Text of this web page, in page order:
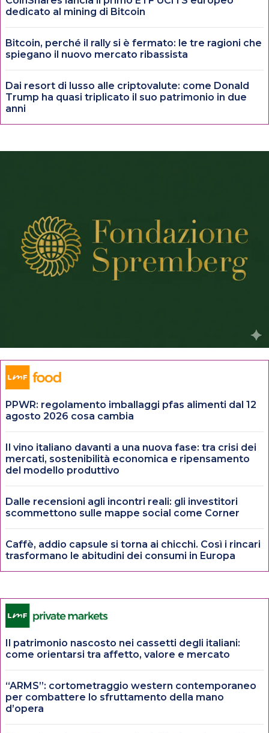
dedicato al mining di Bitcoin
Bitcoin, perché il rally si è fermato: le tre ragioni che
spiegano il nuovo mercato ribassista
Dai resort di lusso alle criptovalute: come Donald
Trump ha quasi triplicato il suo patrimonio in due
anni
PPWR: regolamento imballaggi pfas alimenti dal 12
agosto 2026 cosa cambia
Il vino italiano davanti a una nuova fase: tra crisi dei
mercati, sostenibilità economica e ripensamento
del modello produttivo
Dalle recensioni agli incontri reali: gli investitori
scommettono sulle mappe social come Corner
Caffè, addio capsule si torna ai chicchi. Così i rincari
trasformano le abitudini dei consumi in Europa
Il patrimonio nascosto nei cassetti degli italiani:
come orientarsi tra affetto, valore e mercato
“ARMS”: cortometraggio western contemporaneo
per combattere lo sfruttamento della mano
d’opera